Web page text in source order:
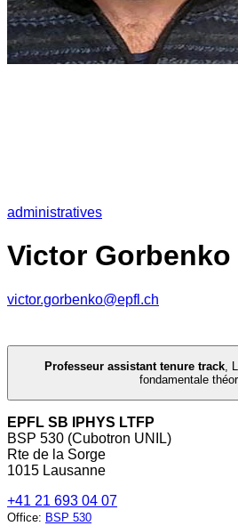
administratives
Victor Gorbenko
victor.gorbenko@epfl.ch
Professeur assistant tenure track,
fondamentale
EPFL SB IPHYS LTFP
BSP 530 (Cubotron UNIL)
Rte de la Sorge
1015 Lausanne
+41 21 693 04 07
Office: BSP 530